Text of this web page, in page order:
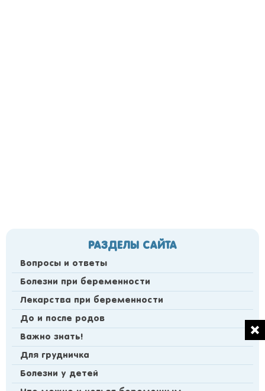
РАЗДЕЛЫ САЙТА
Вопросы и ответы
Болезни при беременности
Лекарства при беременности
До и после родов
Важно знать!
Для грудничка
Болезни у детей